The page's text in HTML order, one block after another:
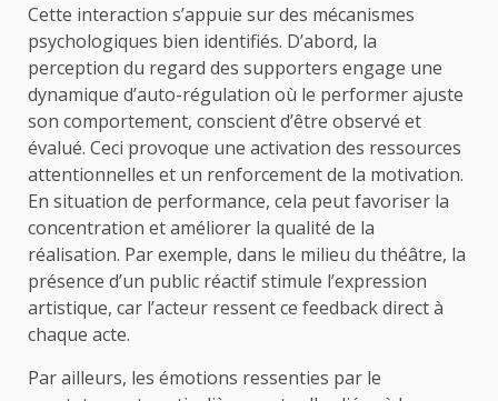
Cette interaction s’appuie sur des mécanismes
psychologiques bien identifiés. D’abord, la
perception du regard des supporters engage une
dynamique d’auto-régulation où le performer ajuste
son comportement, conscient d’être observé et
évalué. Ceci provoque une activation des ressources
attentionnelles et un renforcement de la motivation.
En situation de performance, cela peut favoriser la
concentration et améliorer la qualité de la
réalisation. Par exemple, dans le milieu du théâtre, la
présence d’un public réactif stimule l’expression
artistique, car l’acteur ressent ce feedback direct à
chaque acte.
Par ailleurs, les émotions ressenties par le